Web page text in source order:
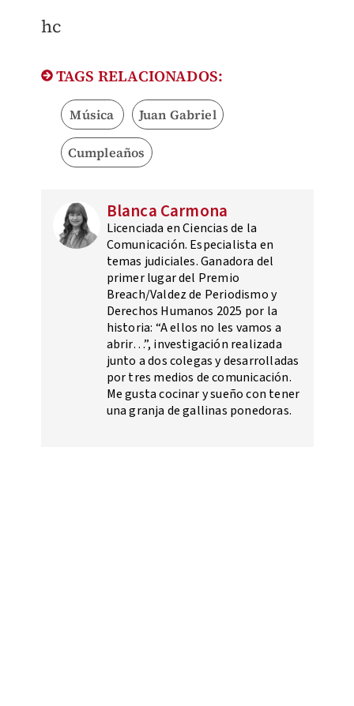
hc
TAGS RELACIONADOS:
Música Juan Gabriel
Cumpleaños
Blanca Carmona
Licenciada en Ciencias de la
Comunicación. Especialista en
temas judiciales. Ganadora del
primer lugar del Premio
Breach/Valdez de Periodismo y
Derechos Humanos 2025 por la
historia: “A ellos no les vamos a
abrir…”, investigación realizada
junto a dos colegas y desarrolladas
por tres medios de comunicación.
Me gusta cocinar y sueño con tener
una granja de gallinas ponedoras.